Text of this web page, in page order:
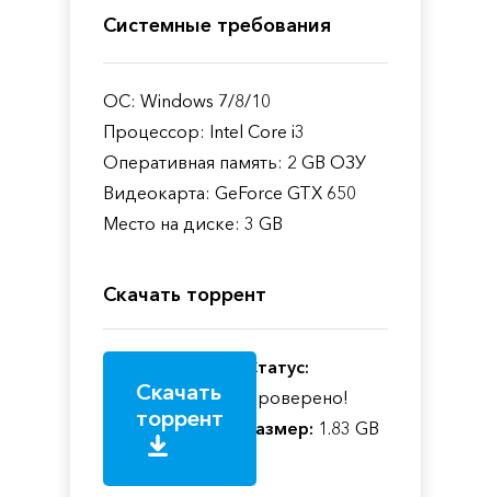
Системные требования
ОС: Windows 7/8/10
Процессор: Intel Core i3
Оперативная память: 2 GB ОЗУ
Видеокарта: GeForce GTX 650
Место на диске: 3 GB
Скачать торрент
Скачать
торрент
Статус:
Проверено!
Размер: 1.83 GB